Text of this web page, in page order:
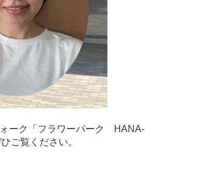
ーク「フラワーパーク HANA-
ご覧ください。